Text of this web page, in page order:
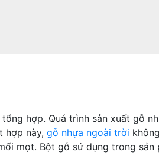
hợp. Quá trình sản xuất gỗ
hợp này, gỗ nhựa ngoài trời
mọt. Bột gỗ sử dụng trong sản